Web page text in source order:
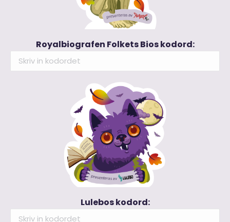
Royalbiografen Folkets Bios kodord:
Lulebos kodord: